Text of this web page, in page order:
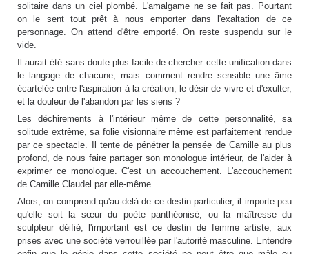
solitaire dans un ciel plombé. L'amalgame ne se fait pas. Pourtant
on le sent tout prêt à nous emporter dans l'exaltation de ce
personnage. On attend d'être emporté. On reste suspendu sur le
vide.
Il aurait été sans doute plus facile de chercher cette unification dans
le langage de chacune, mais comment rendre sensible une âme
écartelée entre l'aspiration à la création, le désir de vivre et d'exulter,
et la douleur de l'abandon par les siens ?
Les déchirements à l'intérieur même de cette personnalité, sa
solitude extrême, sa folie visionnaire même est parfaitement rendue
par ce spectacle. Il tente de pénétrer la pensée de Camille au plus
profond, de nous faire partager son monologue intérieur, de l'aider à
exprimer ce monologue. C'est un accouchement. L'accouchement
de Camille Claudel par elle-même.
Alors, on comprend qu'au-delà de ce destin particulier, il importe peu
qu'elle soit la sœur du poète panthéonisé, ou la maîtresse du
sculpteur déifié, l'important est ce destin de femme artiste, aux
prises avec une société verrouillée par l'autorité masculine. Entendre